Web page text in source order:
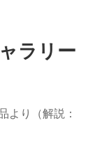
ラリー
より（解説：